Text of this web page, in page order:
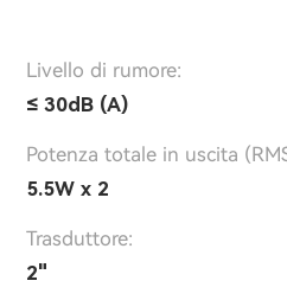
Livello di rumore:
≤ 30dB (A)
Potenza totale in uscita
5.5W x 2
Trasduttore:
2"